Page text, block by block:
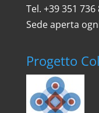
Tel. ‎+39 351 736
Sede aperta
Progetto